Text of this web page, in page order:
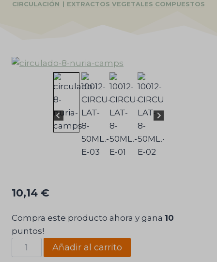
CIRCULACIÓN EXTRACTOS VEGETALES COMPUESTOS
10,14 €
Compra este producto ahora y gana 10
puntos!
Circu-
Lat
Añadir al carrito